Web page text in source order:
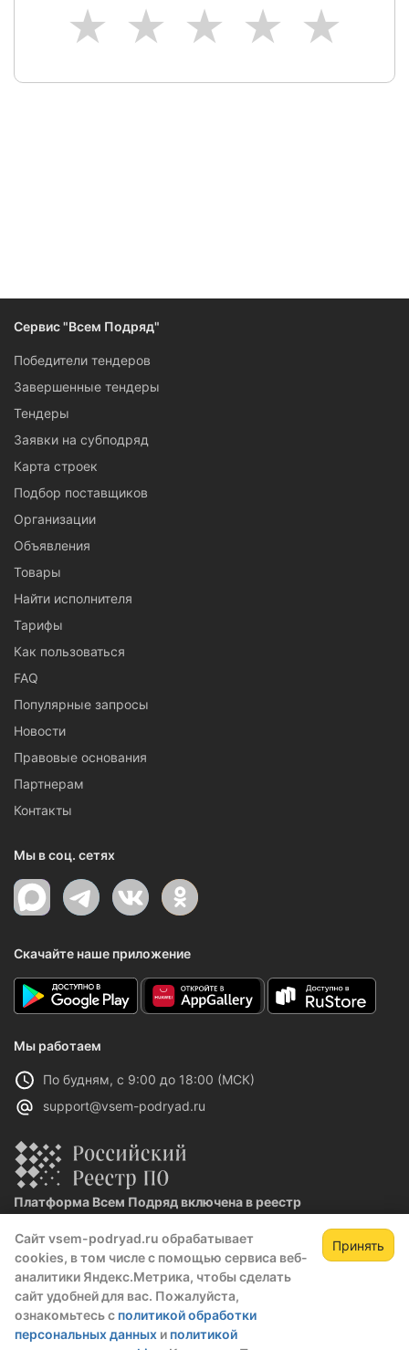
Сайт vsem-podryad.ru обрабатывает
cookies, в том числе с помощью сервиса веб-
аналитики Яндекс.Метрика, чтобы сделать
сайт удобней для вас. Пожалуйста,
ознакомьтесь с политикой обработки
персональных данных и политикой
Принять
5
4
3
2
1
Сервис "Всем Подряд"
Победители тендеров
Завершенные тендеры
Тендеры
Заявки на субподряд
Карта строек
Подбор поставщиков
Организации
Объявления
Товары
Найти исполнителя
Тарифы
Как пользоваться
FAQ
Популярные запросы
Новости
Правовые основания
Партнерам
Контакты
Мы в соц. сетях
Скачайте наше приложение
Мы работаем
По будням, с 9:00 до 18:00 (МСК)
support@vsem-podryad.ru
Платформа Всем Подряд включена в реестр
Реестровая запись №32021 от 06.02.2026
Политика конфиденциальности
О компании